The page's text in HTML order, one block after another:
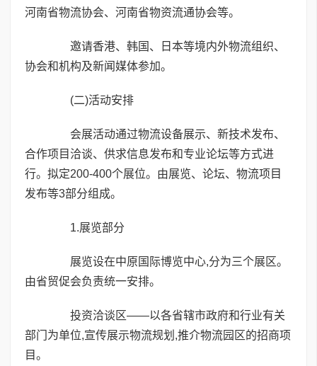
河南省物流协会、河南省物资流通协会等。
邀请香港、韩国、日本等境内外物流组织、
协会和机构及新闻媒体参加。
(二)活动安排
会展活动通过物流设备展示、新技术发布、
合作项目洽谈、供求信息发布和专业论坛等方式进
行。拟定200-400个展位。由展览、论坛、物流项目
发布等3部分组成。
1.展览部分
展览设在中原国际博览中心,分为三个展区。
由省贸促会负责统一安排。
投资洽谈区——以各省辖市政府和行业有关
部门为单位,宣传展示物流规划,推介物流园区的招商项
目。